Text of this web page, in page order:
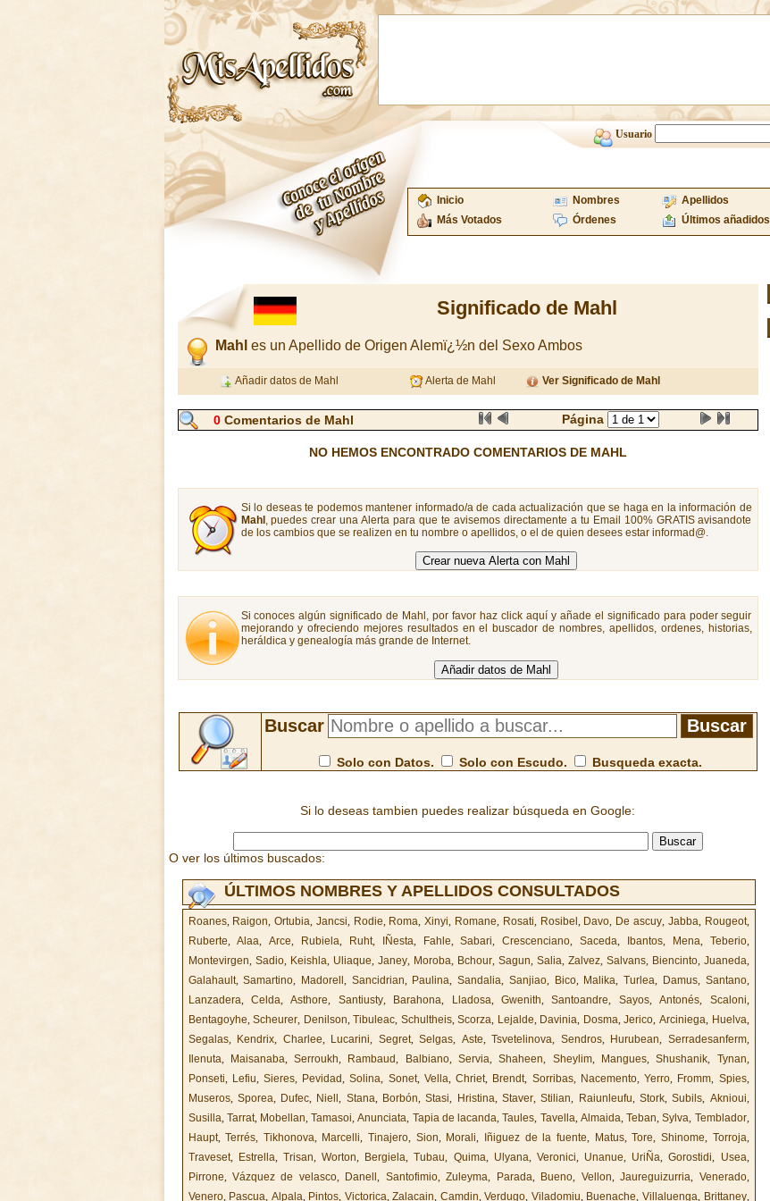
Usuario
Inicio Nombres Apellidos
Más Votados
Órdenes Últimos añadidos
Significado de Mahl
Mahl es un Apellido de Origen Alemï¿½n del Sexo Ambos
Añadir datos de Mahl Alerta de Mahl Ver Significado de Mahl
0Comentarios de Mahl Página
NO HEMOS ENCONTRADO COMENTARIOS DE MAHL
Si lo deseas te podemos mantener informado/a de cada actualización que se haga en la información de
Mahl , puedes crear una Alerta para que te avisemos directamente a tu Email 100% GRATIS avisandote
de los cambios que se realizen en tu nombre o apellidos, o el de quien desees estar informad@.
Si conoces algún significado de Mahl, por favor haz click aquí y añade el significado para poder seguir
mejorando y ofreciendo mejores resultados en el buscador de nombres, apellidos, ordenes, historias,
heráldica y genealogía más grande de Internet.
Buscar
Solo con Datos. Solo con Escudo. Busqueda exacta.
Si lo deseas tambien puedes realizar búsqueda en Google:
O ver los últimos buscados:
ÚLTIMOS NOMBRES Y APELLIDOS CONSULTADOS
Roanes, Raigon,Ortubia, Jancsi, Rodie, Roma,Xinyi, Romane, Rosati, Rosibel , Davo, De ascuy, Jabba, Rougeot,
Ruberte,Alaa,Arce, Rubiela, Ruht, IÑesta, Fahle,Sabari,Crescenciano,Saceda, Ibantos, Mena, Teberio,
Montevirgen, Sadio, Keishla, Uliaque, Janey, Moroba, Bchour, Sagun, Salia, Zalvez, Salvans, Biencinto, Juaneda,
Galahault,Samartino, Madorell , Sancidrian, Paulina,Sandalia, Sanjiao, Bico, Malika,Turlea, Damus, Santano,
Lanzadera, Celda,Asthore, Santiusty, Barahona, Lladosa, Gwenith,Santoandre, Sayos,Antonés, Scaloni,
Bentagoyhe,Scheurer, Denilson,Tibuleac, Schultheis,Scorza, Lejalde, Davinia, Dosma,Jerico, Arciniega, Huelva,
Segalas, Kendrix, Charlee, Lucarini, Segret, Selgas, Aste, Tsvetelinova, Sendros, Hurubean, Serradesanferm,
Ilenuta, Maisanaba,Serroukh, Rambaud, Balbiano,Servia,Shaheen, Sheylim, Mangues,Shushanik, Tynan,
Ponseti, Lefiu, Sieres, Pevidad,Solina, Sonet, Vella,Chriet, Brendt, Sorribas, Nacemento,Yerro, Fromm, Spies,
Museros, Sporea, Dufec, Niell, Stana, Borbón,Stasi, Hristina, Staver,Stilian, Raiunleufu, Stork,Subils, Aknioui,
Susilla, Tarrat, Mobellan,Tamasoi,Anunciata, Tapia de lacanda,Taules, Tavella, Almaida,Teban,Sylva, Temblador,
Haupt,Terrés, Tikhonova, Marcelli,Tinajero, Sion, Morali, Iñiguez de la fuente, Matus,Tore, Shinome, Torroja,
Traveset, Estrella, Trisan,Worton, Bergiela,Tubau, Quima, Ulyana, Veronici, Unanue, UriÑa,Gorostidi, Usea,
Pirrone, Vázquez de velasco, Danell, Santofimio,Zuleyma, Parada, Bueno, Vellon,Jaureguizurria, Venerado,
Venero, Pascua, Alpala, Pintos, Victorica,Zalacain, Camdin,Verdugo, Viladomiu, Buenache, Villaluenga, Brittaney,